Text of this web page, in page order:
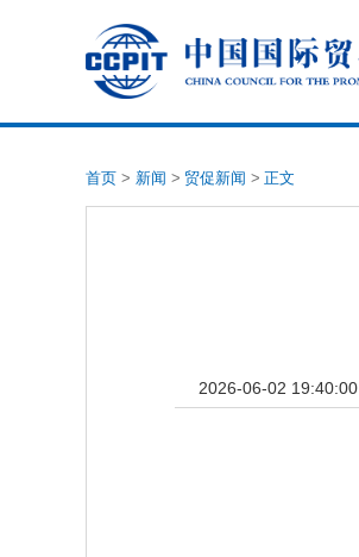
首页 > 新闻 > 贸促新闻 > 正文
2026-06-02 19:40:00